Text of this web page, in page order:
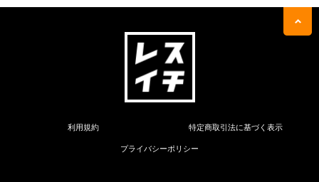
利用規約 特定商取引法に基づく表示
プライバシーポリシー